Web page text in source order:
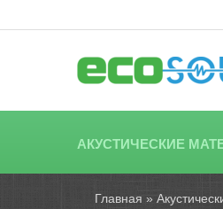
АКУСТИЧЕСКИЕ
Главная »